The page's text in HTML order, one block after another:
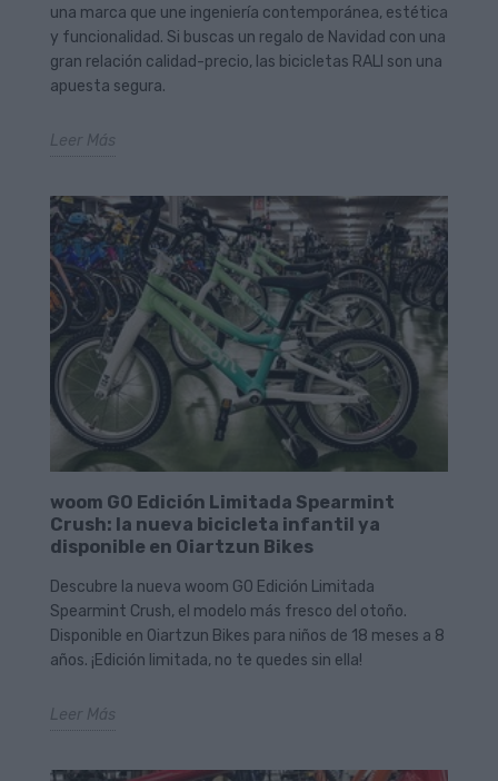
una marca que une ingeniería contemporánea, estética
y funcionalidad. Si buscas un regalo de Navidad con una
gran relación calidad-precio, las bicicletas RALI son una
apuesta segura.
Leer Más
woom GO Edición Limitada Spearmint
Crush: la nueva bicicleta infantil ya
disponible en Oiartzun Bikes
Descubre la nueva woom GO Edición Limitada
Spearmint Crush, el modelo más fresco del otoño.
Disponible en Oiartzun Bikes para niños de 18 meses a 8
años. ¡Edición limitada, no te quedes sin ella!
Leer Más